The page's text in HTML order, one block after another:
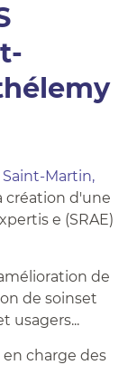
Martin,
création d'une
e (SRAE)
de
de soinset
usagers...
charge des